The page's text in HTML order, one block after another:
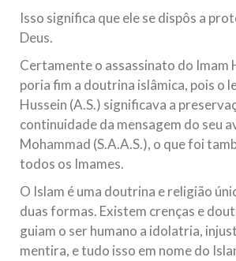
Isso significa que ele se dispôs a
Deus.
Certamente o assassinato do Imam
poria fim a doutrina islâmica, pois o
Hussein (A.S.) significava a
continuidade da mensagem do seu
Mohammad (S.A.A.S.), o que foi
todos os Imames.
O Islam é uma doutrina e religião
duas formas. Existem crenças e
guiam o ser humano a idolatria,
mentira, e tudo isso em nome do